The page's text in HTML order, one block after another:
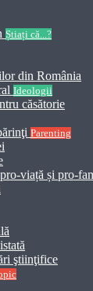
Știați că...?
din România
Ideologii
căsătorie
Parenting
viață și pro-
ştiinţifice